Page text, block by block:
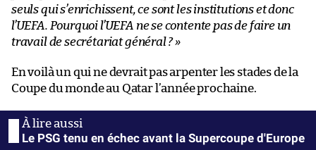
seuls qui s’enrichissent, ce sont les institutions et donc
l’UEFA. Pourquoi l’UEFA ne se contente pas de faire un
travail de secrétariat général ? »
En voilà un qui ne devrait pas arpenter les stades de la
Coupe du monde au Qatar l’année prochaine.
Le PSG tenu en échec avant la Supercoupe d'Europe